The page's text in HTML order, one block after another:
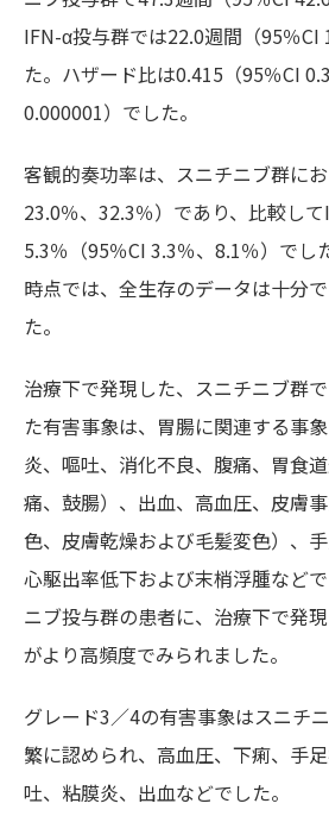
IFN-α投与群では22.0週間（95％CI
た。ハザード比は0.415（95％CI
0.000001）でした。
客観的奏功率は、スニチニブ群に
23.0％、32.3％）であり、比較し
5.3％（95％CI 3.3％、8.1％）でし
時点では、全生存のデータは十分
た。
治療下で発現した、スニチニブ群
た有害事象は、胃腸に関連する事
炎、嘔吐、消化不良、腹痛、胃食
痛、鼓腸）、出血、高血圧、皮膚
色、皮膚乾燥および毛髪変色）、手
心駆出率低下および末梢浮腫など
ニブ投与群の患者に、治療下で発
がより高頻度でみられました。
グレード3／4の有害事象はスニチ
繁に認められ、高血圧、下痢、手
吐、粘膜炎、出血などでした。